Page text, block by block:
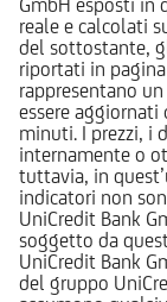
reale e calcolati
del sottostante,
riportati in
rappresentano
essere
minuti. I prezzi, i
internamente o
tuttavia, in
indicatori non
UniCredit Bank
soggetto da
UniCredit Bank
del gruppo